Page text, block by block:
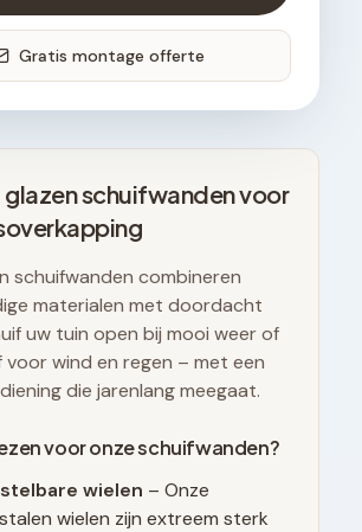
Gratis montage offerte
glazen schuifwanden voor
schuifwanden combineren
materialen met doordacht
uw tuin open bij mooi weer of
voor wind en regen – met een
die jarenlang meegaat.
voor onze schuifwanden?
wielen – Onze
wielen zijn extreem sterk